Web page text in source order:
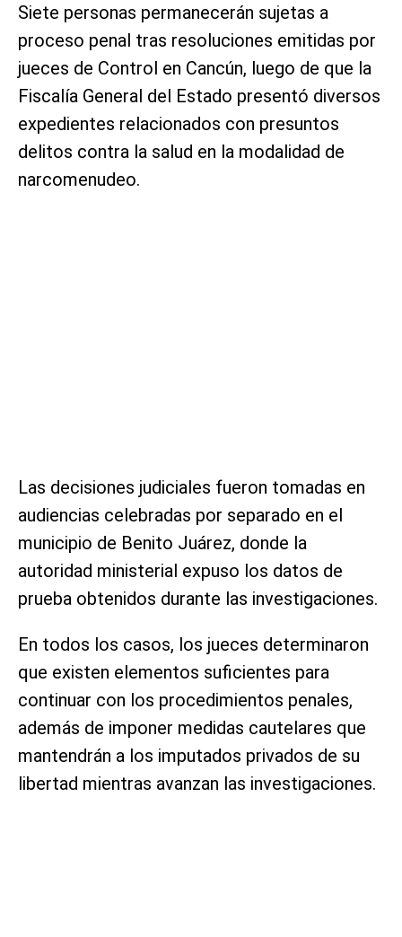
Siete personas permanecerán sujetas a
proceso penal tras resoluciones emitidas por
jueces de Control en Cancún, luego de que la
Fiscalía General del Estado presentó diversos
expedientes relacionados con presuntos
delitos contra la salud en la modalidad de
narcomenudeo.
Las decisiones judiciales fueron tomadas en
audiencias celebradas por separado en el
municipio de Benito Juárez, donde la
autoridad ministerial expuso los datos de
prueba obtenidos durante las investigaciones.
En todos los casos, los jueces determinaron
que existen elementos suficientes para
continuar con los procedimientos penales,
además de imponer medidas cautelares que
mantendrán a los imputados privados de su
libertad mientras avanzan las investigaciones.